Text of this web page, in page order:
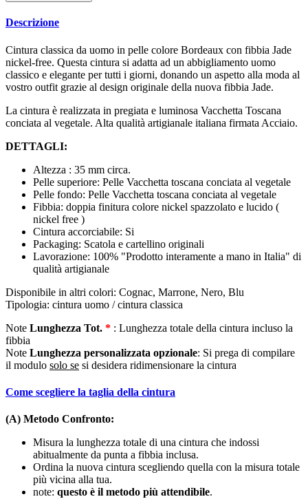
Descrizione
Cintura classica da uomo in pelle colore Bordeaux con fibbia Jade
nickel-free. Questa cintura si adatta ad un abbigliamento uomo
classico e elegante per tutti i giorni, donando un aspetto alla moda al
vostro outfit grazie al design originale della nuova fibbia Jade.
La cintura è realizzata in pregiata e luminosa Vacchetta Toscana
conciata al vegetale. Alta qualità artigianale italiana firmata Acciaio.
DETTAGLI:
Altezza : 35 mm circa.
Pelle superiore: Pelle Vacchetta toscana conciata al vegetale
Pelle fondo: Pelle Vacchetta toscana conciata al vegetale
Fibbia: doppia finitura colore nickel spazzolato e lucido (
nickel free )
Cintura accorciabile: Si
Packaging: Scatola e cartellino originali
Lavorazione: 100% "Prodotto interamente a mano in Italia" di
qualità artigianale
Disponibile in altri colori: Cognac, Marrone, Nero, Blu
Tipologia: cintura uomo / cintura classica
Note Lunghezza Tot. * : Lunghezza totale della cintura incluso la
fibbia
Note Lunghezza personalizzata opzionale: Si prega di compilare
il modulo solo se si desidera ridimensionare la cintura
Come scegliere la taglia della cintura
(A) Metodo Confronto:
Misura la lunghezza totale di una cintura che indossi
abitualmente da punta a fibbia inclusa.
Ordina la nuova cintura scegliendo quella con la misura totale
più vicina alla tua.
note: questo è il metodo più attendibile.